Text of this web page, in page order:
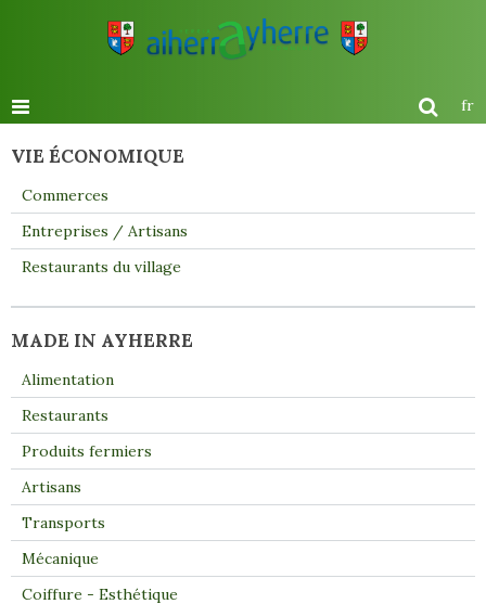
fr
VIE ÉCONOMIQUE
Commerces
Entreprises / Artisans
Restaurants du village
MADE IN AYHERRE
Alimentation
Restaurants
Produits fermiers
Artisans
Transports
Mécanique
Coiffure - Esthétique